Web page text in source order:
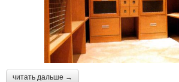
читать дальше →